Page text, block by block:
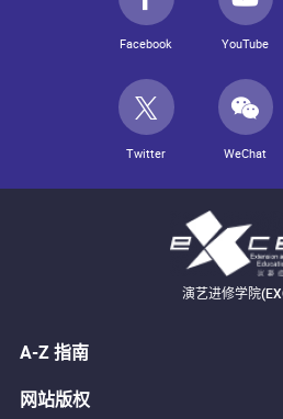
Facebook YouTube
Twitter WeChat
演艺进修学院
A-Z 指南
网站版权